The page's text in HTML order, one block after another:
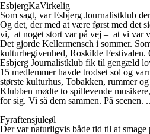
EsbjergKaVirkelig
Som sagt, var Esbjerg Journalistklub
Og det, der med at være først med det
vi, at noget stort var på vej – at vi var
Det gjorde Kellermensch i sommer.
kulturbegivenhed, Roskilde Festivalen.
Esbjerg Journalistklub fik til gengæld
15 medlemmer havde trodset sol og
største kulturhus, Tobakken, rummer
Klubben mødte to spillevende
for sig. Vi så dem sammen. På scenen.
Fyraftensjuleøl
Der var naturligvis både tid til at